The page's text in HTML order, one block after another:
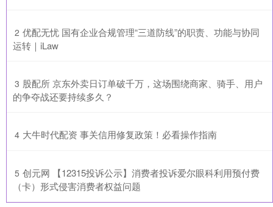
2 ​优配无忧 国有企业合规管理“三道防线”的职责、功能与协同
运转｜iLaw
3 ​股配所 京东外卖日订单破千万，这场围绕商家、骑手、用户
的争夺战还要持续多久？
4 ​大牛时代配资 事关信用修复政策！必看操作指南
5 ​创元网 【12315投诉公示】消费者投诉爱尔眼科利用预付费
（卡）形式侵害消费者权益问题